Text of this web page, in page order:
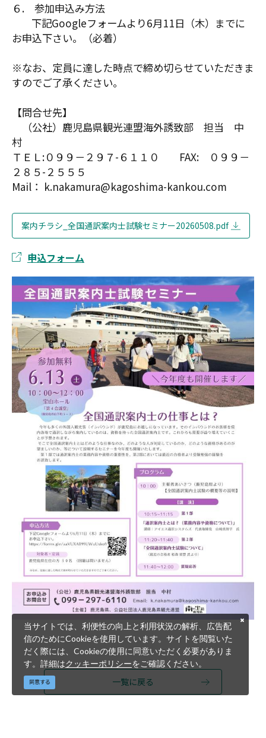
６. 参加申込み方法
下記Googleフォームより6月11日（木）までに
お申込下さい。（必着）
※なお、定員に達した時点で締め切らせていただきま
すのでご了承ください。
【問合せ先】
（公社）鹿児島県観光連盟海外誘致部 担当 中
村
ＴＥＬ:０９９－２９７-６１１０ FAX: ０９９－
２８５-２５５５
Mail： k.nakamura@kagoshima-kankou.com
案内チラシ_全国通訳案内士試験セミナー20260508.pdf
申込フォーム
一覧に戻る
当サイトでは、利便性の向上と利用状況の解析、広告配
信のためにCookieを使用しています。サイトを閲覧いた
だく際には、Cookieの使用に同意いただく必要がありま
す。詳細はクッキーポリシーをご確認ください。
同意する